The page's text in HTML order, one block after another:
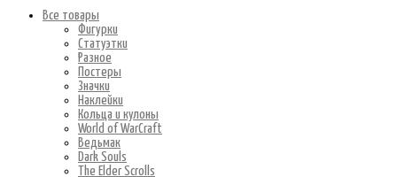
Все товары
Фигурки
Статуэтки
Разное
Постеры
Значки
Наклейки
Кольца и кулоны
World of WarCraft
Ведьмак
Dark Souls
The Elder Scrolls